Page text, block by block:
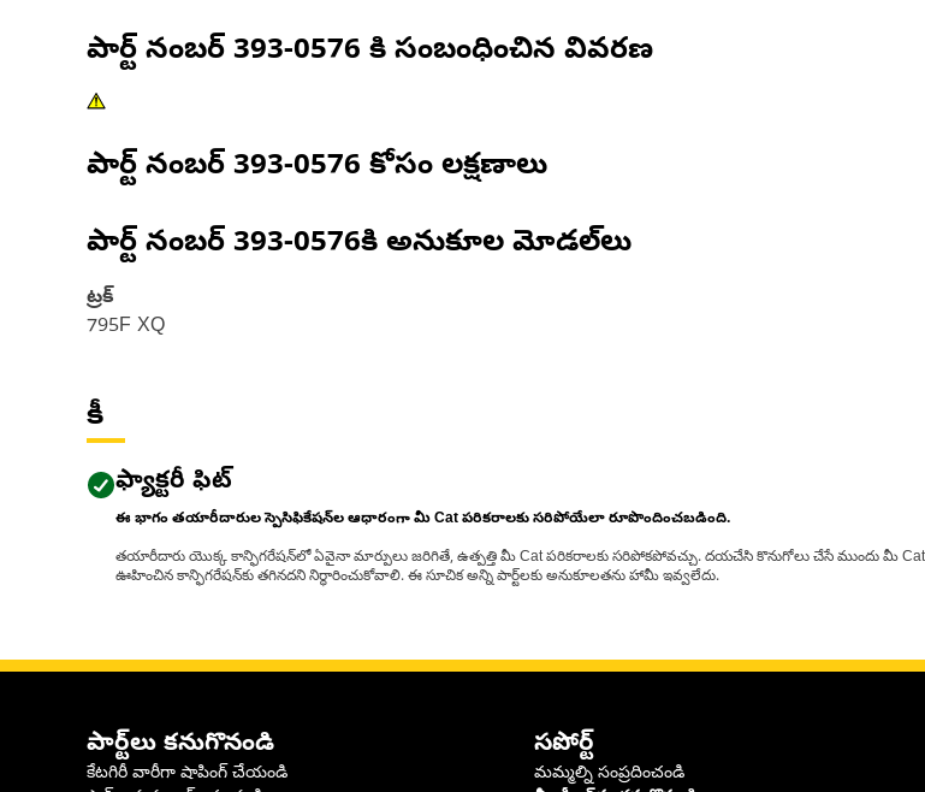
పార్ట్ నంబర్ 393-0576 కి సంబంధించిన వివరణ
పార్ట్ నంబర్ 393-0576 కోసం లక్షణాలు
పార్ట్ నంబర్ 393-0576కి అనుకూల మోడల్‌లు
ట్రక్
795F XQ
కీ
ఫ్యాక్టరీ ఫిట్
ఈ భాగం తయారీదారుల స్పెసిఫికేషన్‌ల ఆధారంగా మీ Cat పరికరాలకు సరిపోయేలా రూపొందించబడింది.
తయారీదారు యొక్క కాన్ఫిగరేషన్‌లో ఏవైనా మార్పులు జరిగితే, ఉత్పత్తి మీ Cat పరికరాలకు సరిపోకపోవచ్చు. దయచేసి కొనుగోలు చేసే ముందు మీ Cat
ఊహించిన కాన్ఫిగరేషన్‌కు తగినదని నిర్ధారించుకోవాలి. ఈ సూచిక అన్ని పార్ట్‌లకు అనుకూలతను హామీ ఇవ్వలేదు.
పార్ట్‌లు కనుగొనండి
కేటగిరీ వారీగా షాపింగ్ చేయండి
సపోర్ట్
మమ్మల్ని సంప్రదించండి